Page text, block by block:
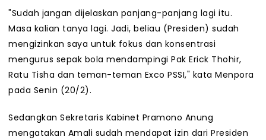
"Sudah jangan dijelaskan panjang-panjang lagi itu.
Masa kalian tanya lagi. Jadi, beliau (Presiden) sudah
mengizinkan saya untuk fokus dan konsentrasi
mengurus sepak bola mendampingi Pak Erick Thohir,
Ratu Tisha dan teman-teman Exco PSSI," kata Menpora
pada Senin (20/2).
Sedangkan Sekretaris Kabinet Pramono Anung
mengatakan Amali sudah mendapat izin dari Presiden